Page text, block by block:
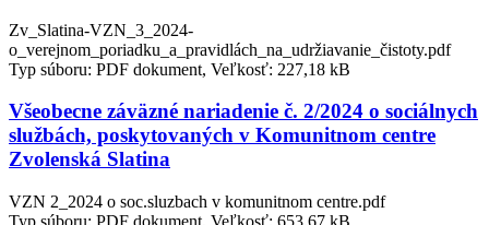
Zv_Slatina-VZN_3_2024-
o_verejnom_poriadku_a_pravidlách_na_udržiavanie_čistoty.pdf
Typ súboru: PDF dokument, Veľkosť: 227,18 kB
Všeobecne záväzné nariadenie č. 2/2024 o sociálnych
službách, poskytovaných v Komunitnom centre
Zvolenská Slatina
VZN 2_2024 o soc.sluzbach v komunitnom centre.pdf
Typ súboru: PDF dokument, Veľkosť: 653,67 kB